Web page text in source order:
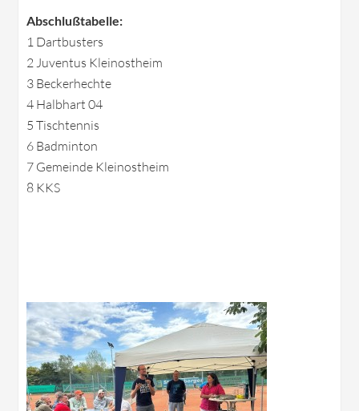
Abschlußtabelle:
1 Dartbusters
2 Juventus Kleinostheim
3 Beckerhechte
4 Halbhart 04
5 Tischtennis
6 Badminton
7 Gemeinde Kleinostheim
8 KKS